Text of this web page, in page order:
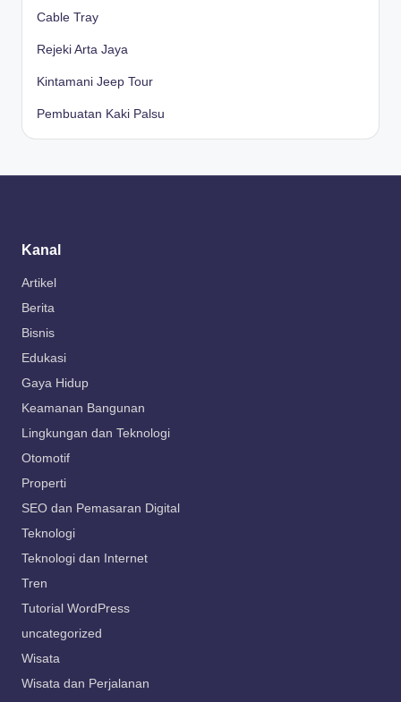
Cable Tray
Rejeki Arta Jaya
Kintamani Jeep Tour
Pembuatan Kaki Palsu
Kanal
Artikel
Berita
Bisnis
Edukasi
Gaya Hidup
Keamanan Bangunan
Lingkungan dan Teknologi
Otomotif
Properti
SEO dan Pemasaran Digital
Teknologi
Teknologi dan Internet
Tren
Tutorial WordPress
uncategorized
Wisata
Wisata dan Perjalanan